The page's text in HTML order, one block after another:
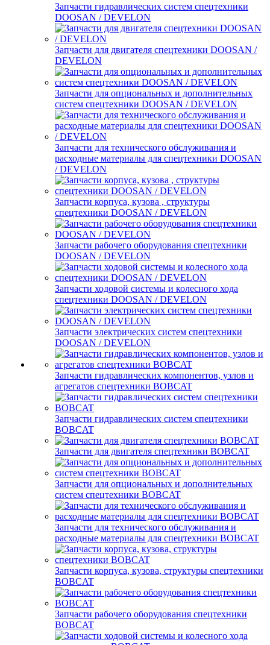
Запчасти гидравлических систем спецтехники
DOOSAN / DEVELON
Запчасти для двигателя спецтехники DOOSAN /
DEVELON
Запчасти для опциональных и дополнительных
систем спецтехники DOOSAN / DEVELON
Запчасти для технического обслуживания и
расходные материалы для спецтехники DOOSAN
/ DEVELON
Запчасти корпуса, кузова , структуры
спецтехники DOOSAN / DEVELON
Запчасти рабочего оборудования спецтехники
DOOSAN / DEVELON
Запчасти ходовой системы и колесного хода
спецтехники DOOSAN / DEVELON
Запчасти электрических систем спецтехники
DOOSAN / DEVELON
Запчасти гидравлических компонентов, узлов и
агрегатов спецтехники BOBCAT
Запчасти гидравлических систем спецтехники
BOBCAT
Запчасти для двигателя спецтехники BOBCAT
Запчасти для опциональных и дополнительных
систем спецтехники BOBCAT
Запчасти для технического обслуживания и
расходные материалы для спецтехники BOBCAT
Запчасти корпуса, кузова, структуры спецтехники
BOBCAT
Запчасти рабочего оборудования спецтехники
BOBCAT